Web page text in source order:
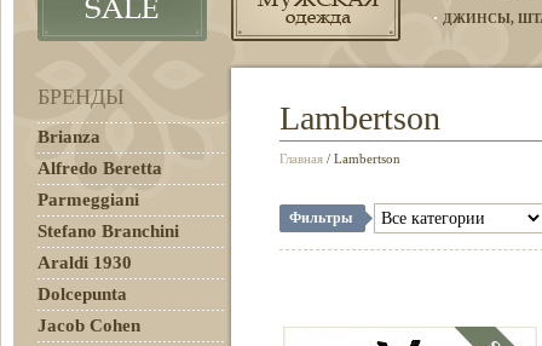
ДЖИНСЫ,
Lambertson
Главная / Lambertson
Фильтры
БРЕНДЫ
Brianza
Alfredo Beretta
Parmeggiani
Stefano Branchini
Araldi 1930
Dolcepunta
Jacob Cohen